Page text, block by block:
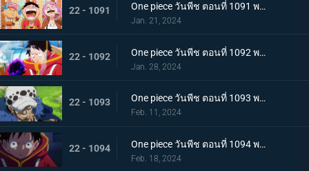
22 - 1091 One piece วันพีช ตอนที่ 1091 พากย์ไทย อัดแน่นไปด้วยอนาคต ผจญภัยในอาณาจักรวิทยาศาสตร์
Jan. 21, 2024
22 - 1092 One piece วันพีช ตอนที่ 1092 พากย์ไทย บอนนี่คร่ำครวญ ความมืดที่ซ่อนอยู่บนเกาะแห่งอนาคต
Jan. 28, 2024
22 - 1093 One piece วันพีช ตอนที่ 1093 พากย์ไทย ผู้ชนะได้ครองทุกอย่าง ลอว์ ปะทะ หนวดดำ
Feb. 11, 2024
22 - 1094 One piece วันพีช ตอนที่ 1094 พากย์ไทย ปริศนาอันลึกลับ โซนวิจัยแห่งเอ็กเฮด
Feb. 18, 2024